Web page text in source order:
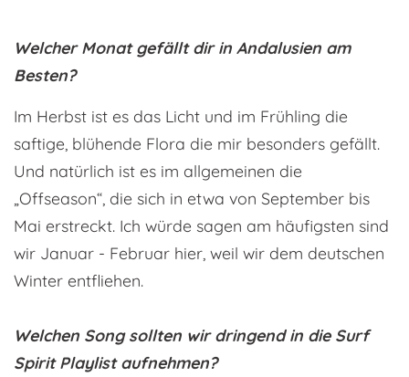
Welcher Monat gefällt dir in Andalusien am
Besten?
Im Herbst ist es das Licht und im Frühling die
saftige, blühende Flora die mir besonders gefällt.
Und natürlich ist es im allgemeinen die
„Offseason“, die sich in etwa von September bis
Mai erstreckt. Ich würde sagen am häufigsten sind
wir Januar - Februar hier, weil wir dem deutschen
Winter entfliehen.
Welchen Song sollten wir dringend in die Surf
Spirit Playlist aufnehmen?